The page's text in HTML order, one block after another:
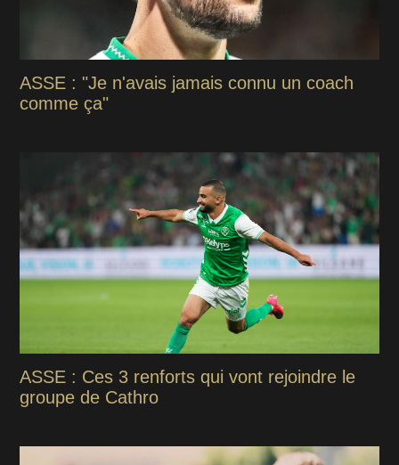
ASSE : "Je n'avais jamais connu un coach
comme ça"
ASSE : Ces 3 renforts qui vont rejoindre le
groupe de Cathro